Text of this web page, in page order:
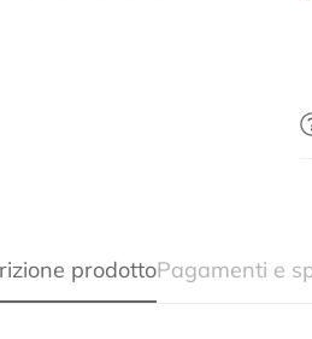
prodottoPagamenti e
Confirm
Are you 18 years